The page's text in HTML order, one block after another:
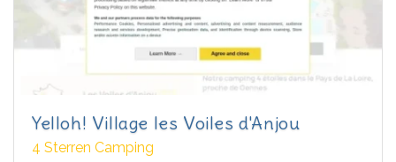
Yelloh! Village les Voiles d'Anjou
4 Sterren Camping